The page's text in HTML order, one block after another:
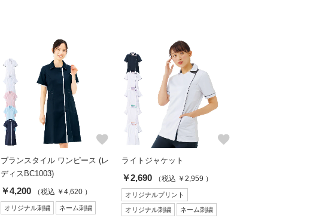
favorite
ブランスタイル ワンピース (レ
ディスBC1003)
￥4,200 （税込 ￥4,620 ）
オリジナル刺繍 ネーム刺繍
favorite
ライトジャケット
￥2,690 （税込 ￥2,959 ）
オリジナルプリント
オリジナル刺繍 ネーム刺繍